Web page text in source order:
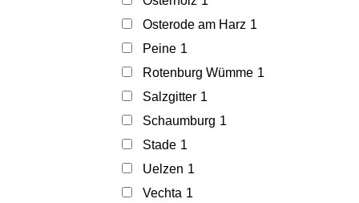
Osterode am Harz 1
Peine 1
Rotenburg Wümme 1
Salzgitter 1
Schaumburg 1
Stade 1
Uelzen 1
Vechta 1